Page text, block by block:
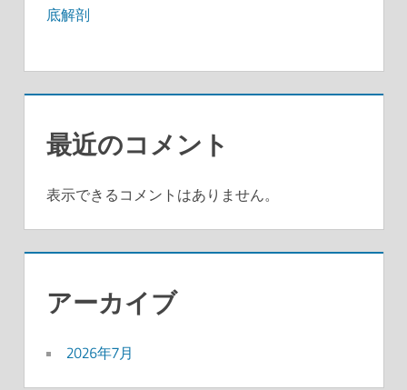
底解剖
最近のコメント
表示できるコメントはありません。
アーカイブ
2026年7月